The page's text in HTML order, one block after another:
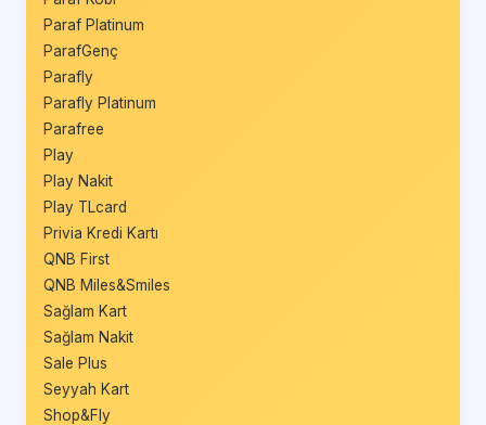
Paraf Platinum
ParafGenç
Parafly
Parafly Platinum
Parafree
Play
Play Nakit
Play TLcard
Privia Kredi Kartı
QNB First
QNB Miles&Smiles
Sağlam Kart
Sağlam Nakit
Sale Plus
Seyyah Kart
Shop&Fly